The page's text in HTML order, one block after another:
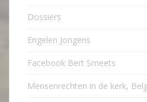
Dossiers
Engelen Jongens
Facebook Bert Smeets
Mensenrechten in de kerk,